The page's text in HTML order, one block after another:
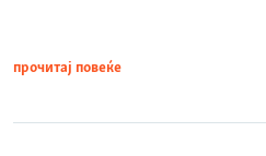
прочитај повеќе